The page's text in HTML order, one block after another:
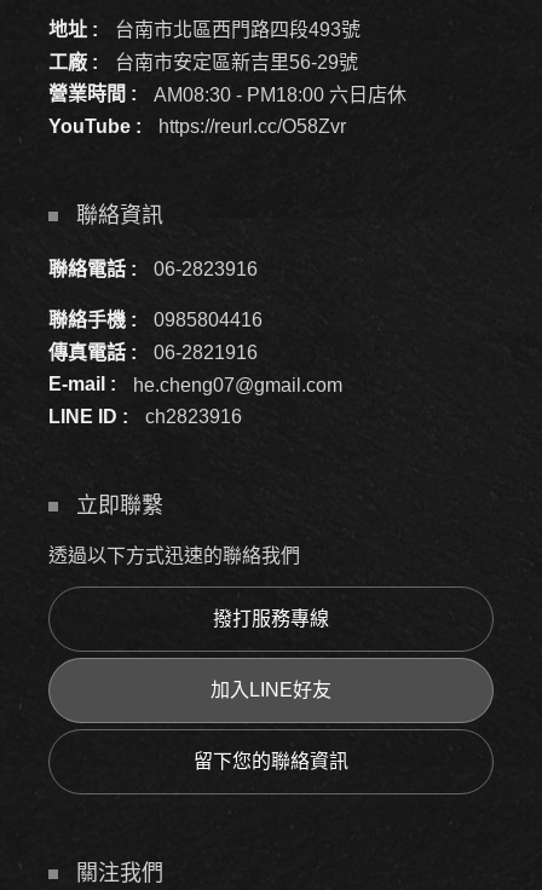
地址 :
台南市北區西門路四段493號
工廠 :
台南市安定區新吉里56-29號
營業時間 :
AM08:30 - PM18:00 六日店休
YouTube :
https://reurl.cc/O58Zvr
聯絡資訊
聯絡電話 : 06-2823916
聯絡手機 :
0985804416
傳真電話 :
06-2821916
E-mail :
he.cheng07@gmail.com
LINE ID :
ch2823916
立即聯繫
透過以下方式迅速的聯絡我們
撥打服務專線
加入LINE好友
留下您的聯絡資訊
關注我們